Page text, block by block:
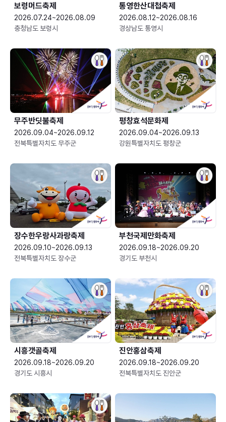
보령머드축제
2026.07.24~2026.08.09
충청남도 보령시
통영한산대첩축제
2026.08.12~2026.08.16
경상남도 통영시
무주반딧불축제
2026.09.04~2026.09.12
전북특별자치도 무주군
평창효석문화제
2026.09.04~2026.09.13
강원특별자치도 평창군
장수한우랑사과랑축제
2026.09.10~2026.09.13
전북특별자치도 장수군
부천국제만화축제
2026.09.18~2026.09.20
경기도 부천시
시흥갯골축제
2026.09.18~2026.09.20
경기도 시흥시
진안홍삼축제
2026.09.18~2026.09.20
전북특별자치도 진안군